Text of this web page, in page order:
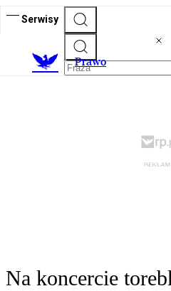
Serwisy
Prawo
Na koncercie